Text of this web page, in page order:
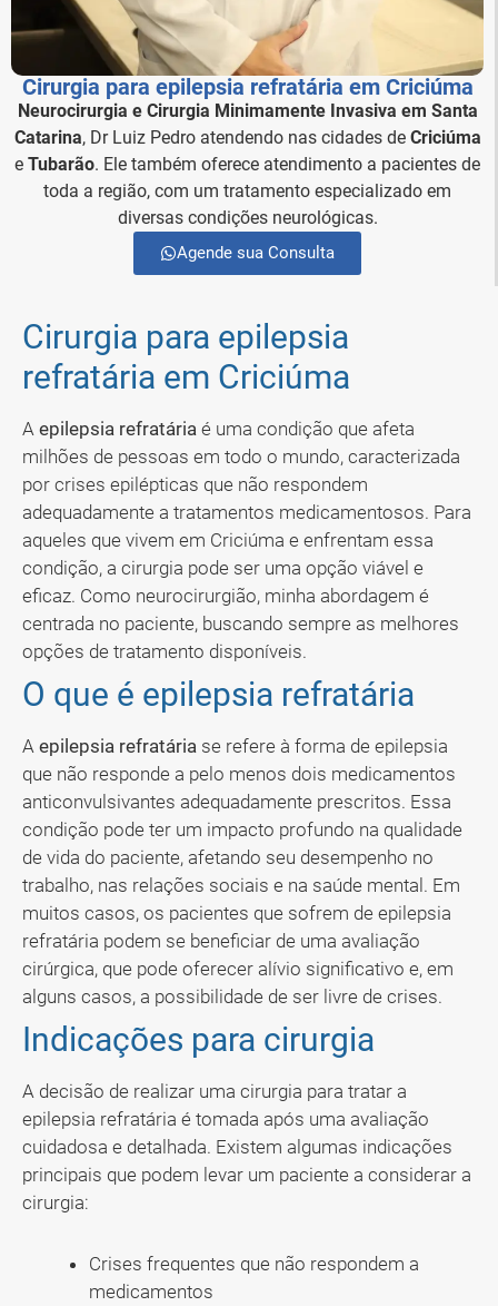
Cirurgia para epilepsia refratária em Criciúma
Neurocirurgia e Cirurgia Minimamente Invasiva em Santa
Catarina, Dr Luiz Pedro atendendo nas cidades de Criciúma
e Tubarão. Ele também oferece atendimento a pacientes de
toda a região, com um tratamento especializado em
diversas condições neurológicas.
Agende sua Consulta
Cirurgia para epilepsia
refratária em Criciúma
A epilepsia refratária é uma condição que afeta
milhões de pessoas em todo o mundo, caracterizada
por crises epilépticas que não respondem
adequadamente a tratamentos medicamentosos. Para
aqueles que vivem em Criciúma e enfrentam essa
condição, a cirurgia pode ser uma opção viável e
eficaz. Como neurocirurgião, minha abordagem é
centrada no paciente, buscando sempre as melhores
opções de tratamento disponíveis.
O que é epilepsia refratária
A epilepsia refratária se refere à forma de epilepsia
que não responde a pelo menos dois medicamentos
anticonvulsivantes adequadamente prescritos. Essa
condição pode ter um impacto profundo na qualidade
de vida do paciente, afetando seu desempenho no
trabalho, nas relações sociais e na saúde mental. Em
muitos casos, os pacientes que sofrem de epilepsia
refratária podem se beneficiar de uma avaliação
cirúrgica, que pode oferecer alívio significativo e, em
alguns casos, a possibilidade de ser livre de crises.
Indicações para cirurgia
A decisão de realizar uma cirurgia para tratar a
epilepsia refratária é tomada após uma avaliação
cuidadosa e detalhada. Existem algumas indicações
principais que podem levar um paciente a considerar a
cirurgia:
Crises frequentes que não respondem a
medicamentos